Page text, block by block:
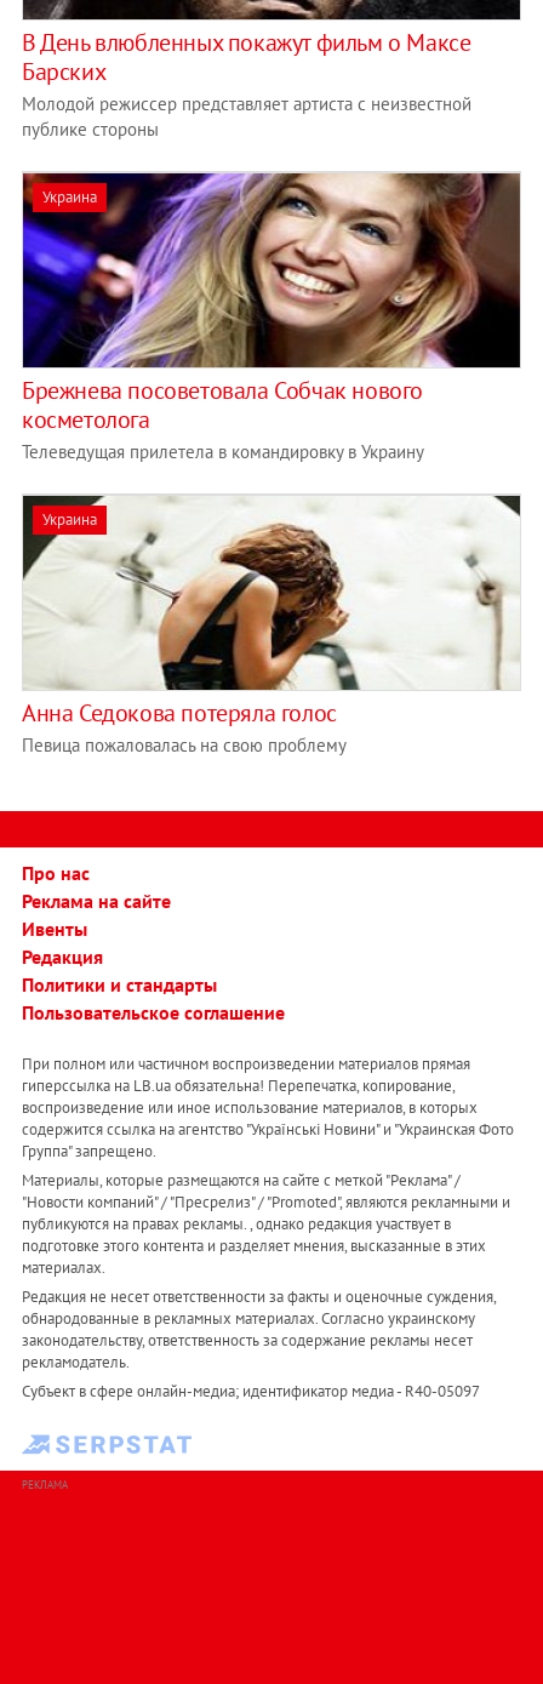
В День влюбленных покажут фильм о Максе
Барских
Молодой режиссер представляет артиста с неизвестной
публике стороны
Украина
Брежнева посоветовала Собчак нового
косметолога
Телеведущая прилетела в командировку в Украину
Украина
Анна Седокова потеряла голос
Певица пожаловалась на свою проблему
Про нас
Реклама на сайте
Ивенты
Редакция
Политики и стандарты
Пользовательское соглашение
При полном или частичном воспроизведении материалов прямая
гиперссылка на LB.ua обязательна! Перепечатка, копирование,
воспроизведение или иное использование материалов, в которых
содержится ссылка на агентство "Українськi Новини" и "Украинская Фото
Группа" запрещено.
Материалы, которые размещаются на сайте с меткой "Реклама" /
"Новости компаний" / "Пресрелиз" / "Promoted", являются рекламными и
публикуются на правах рекламы. , однако редакция участвует в
подготовке этого контента и разделяет мнения, высказанные в этих
материалах.
Редакция не несет ответственности за факты и оценочные суждения,
обнародованные в рекламных материалах. Согласно украинскому
законодательству, ответственность за содержание рекламы несет
рекламодатель.
Субъект в сфере онлайн-медиа; идентификатор медиа - R40-05097
РЕКЛАМА